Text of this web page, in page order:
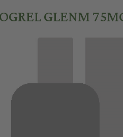
GLENM